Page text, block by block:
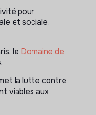
pour
et sociale,
le Domaine de
la lutte contre
viables aux